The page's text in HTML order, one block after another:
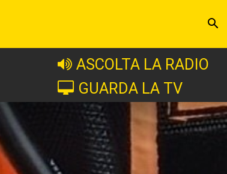
ASCOLTA LA RADIO
GUARDA LA TV